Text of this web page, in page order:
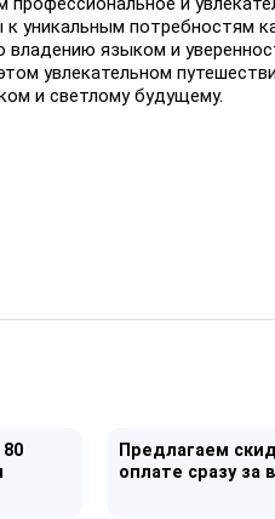
уникальным потребностям
владению языком и
увлекательном
и светлому будущему.
Предлагаем
оплате сразу за